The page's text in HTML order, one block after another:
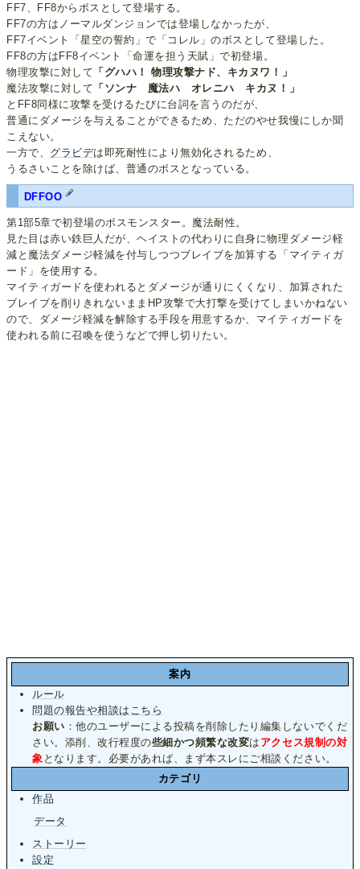
FF7、FF8からボスとして登場する。
FF7の方はノーマルダンジョンでは登場しなかったが、
FF7イベント「星空の誓約」で「コレル」のボスとして登場した。
FF8の方はFF8イベント「命運を担う天賦」で初登場。
物理攻撃に対して 「グハハ！ 物理攻撃ナド、キカヌワ！」
魔法攻撃に対して 「ソンナ 魔法ハ オレニハ キカヌ！」
とFF8同様に攻撃を受けるたびに台詞を言うのだが、
普通にダメージを与えることができるため、ただのやせ我慢にしか聞
こえない。
一方で、 グラビデは即死耐性により無効化されるため、
うるさいことを除けば、普通のボスとなっている。
DFFOO
第1部5章で初登場のボスモンスター。魔法耐性。
見た目は赤い鉄巨人だが、ヘイストの代わりに自身に物理ダメージ軽
減と魔法ダメージ軽減を付与しつつブレイブを加算する「マイティガ
ード」を使用する。
マイティガードを使われるとダメージが通りにくくなり、加算された
ブレイブを削りきれないままHP攻撃で大打撃を受けてしまいかねない
ので、ダメージ軽減を解除する手段を用意するか、マイティガードを
使われる前に召喚を使うなどで押し切りたい。
案内
ルール
問題の報告や相談はこちら
お願い ：他のユーザーによる投稿を削除したり編集しないでくだ
さい。添削、改行程度の些細かつ頻繁な改変は アクセス規制の対
象 となります。必要があれば、まず本スレにご相談ください。
カテゴリ
作品
データ
ストーリー
設定